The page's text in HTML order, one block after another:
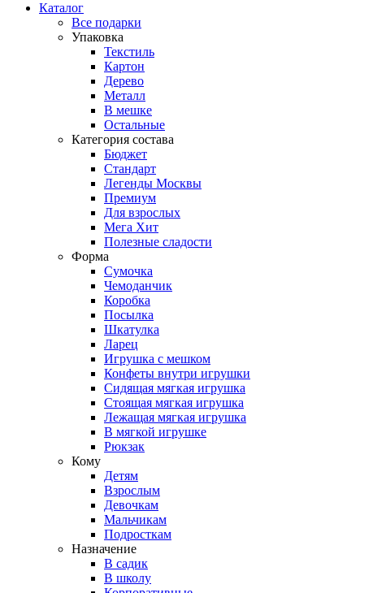
Каталог
Все подарки
Упаковка
Текстиль
Картон
Дерево
Металл
В мешке
Остальные
Категория состава
Бюджет
Стандарт
Легенды Москвы
Премиум
Для взрослых
Мега Хит
Полезные сладости
Форма
Сумочка
Чемоданчик
Коробка
Посылка
Шкатулка
Ларец
Игрушка с мешком
Конфеты внутри игрушки
Сидящая мягкая игрушка
Стоящая мягкая игрушка
Лежащая мягкая игрушка
В мягкой игрушке
Рюкзак
Кому
Детям
Взрослым
Девочкам
Мальчикам
Подросткам
Назначение
В садик
В школу